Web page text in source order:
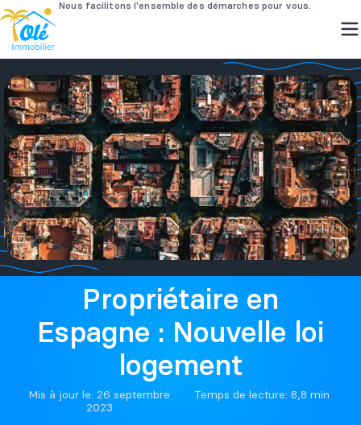
au
contenu
Propriétaire en
Espagne : Nouvelle loi
logement
Mis à jour le: 26 septembre
2023
Temps de lecture: 8,8 min